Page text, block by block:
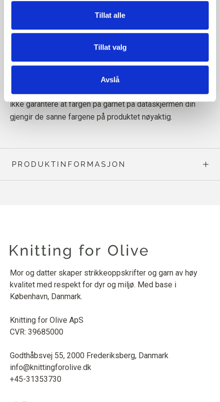
Tillat alle
Tillat valg
Avslå
Les mer om garnet vårther
Merk! Siden dataskjermer viser farger forskjellig, kan vi
ikke garantere at fargen på garnet på dataskjermen din
gjengir de sanne fargene på produktet nøyaktig.
PRODUKTINFORMASJON
Mor og datter skaper strikkeoppskrifter og garn av høy
kvalitet med respekt for dyr og miljø. Med base i
København, Danmark.
Knitting for Olive ApS
CVR: 39685000
Godthåbsvej 55, 2000 Frederiksberg, Danmark
info@knittingforolive.dk
+45-31353730